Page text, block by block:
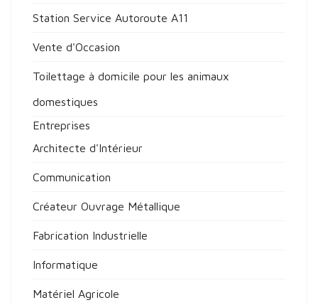
Station Service Autoroute A11
Vente d'Occasion
Toilettage à domicile pour les animaux
domestiques
Entreprises
Architecte d'Intérieur
Communication
Créateur Ouvrage Métallique
Fabrication Industrielle
Informatique
Matériel Agricole